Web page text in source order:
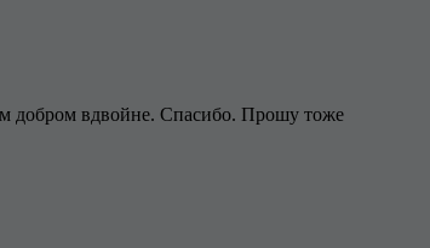
добром вдвойне. Спасибо. Прошу тоже